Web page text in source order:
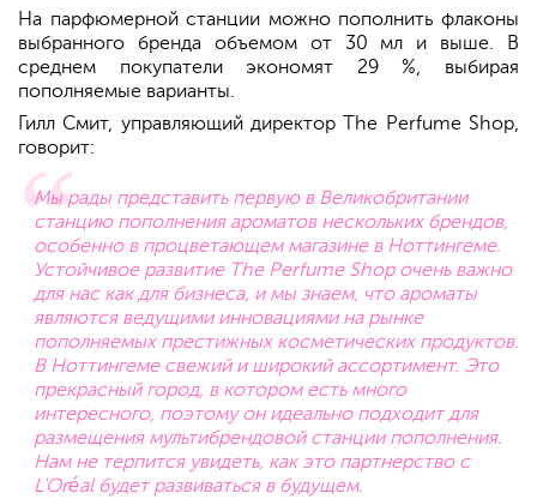
На парфюмерной станции можно пополнить флаконы
выбранного бренда объемом от 30 мл и выше. В
среднем покупатели экономят 29 %, выбирая
пополняемые варианты.
Гилл Смит, управляющий директор The Perfume Shop,
говорит:
Мы рады представить первую в Великобритании
станцию пополнения ароматов нескольких брендов,
особенно в процветающем магазине в Ноттингеме.
Устойчивое развитие The Perfume Shop очень важно
для нас как для бизнеса, и мы знаем, что ароматы
являются ведущими инновациями на рынке
пополняемых престижных косметических продуктов.
В Ноттингеме свежий и широкий ассортимент. Это
прекрасный город, в котором есть много
интересного, поэтому он идеально подходит для
размещения мультибрендовой станции пополнения.
Нам не терпится увидеть, как это партнерство с
L'Oréal будет развиваться в будущем.